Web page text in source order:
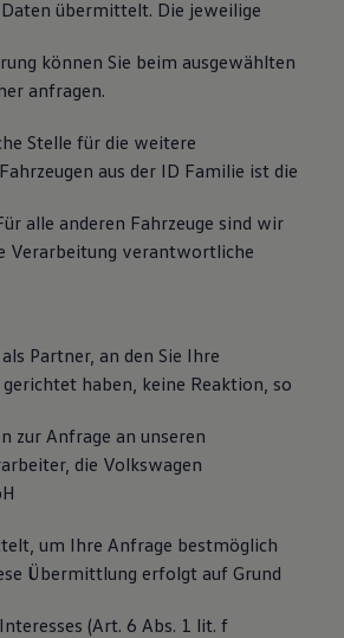
übermittelt. Die jeweilige
können Sie beim ausgewählten
anfragen.
Stelle für die weitere
aus der ID Familie ist die
alle anderen Fahrzeuge sind wir
Verarbeitung verantwortliche
Partner, an den Sie Ihre
haben, keine Reaktion, so
zur Anfrage an unseren
die Volkswagen
um Ihre Anfrage bestmöglich
Übermittlung erfolgt auf Grund
(Art. 6 Abs. 1 lit. f